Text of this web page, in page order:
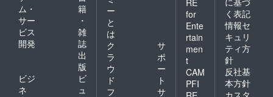
ム・
サー
ビス
開発
籍
・
雑
誌
出
版
ビジ
ネ
ビ
ュ
ー
と
は
ク
ラ
ウ
ド
フ
サ
ポ
ー
ト
サ
for
Ente
rtain
men
t
CAM
PFI
く表記
情報セ
キュリ
ティ方
針
反社基
本方針
カスタ